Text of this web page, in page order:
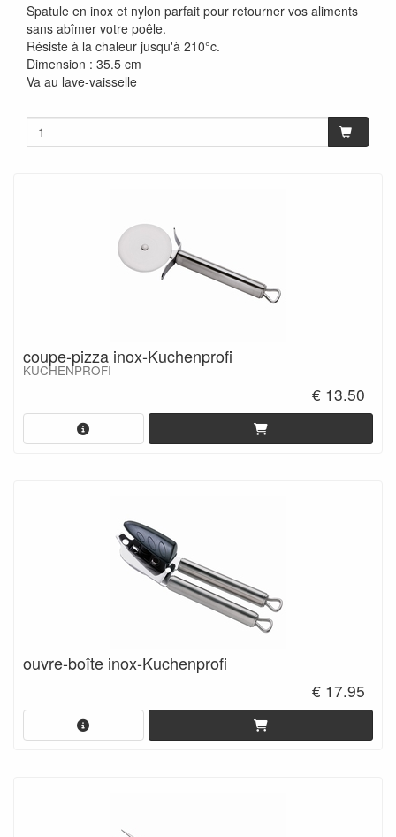
Spatule en inox et nylon parfait pour retourner vos aliments
sans abîmer votre poêle.
Résiste à la chaleur jusqu'à 210°c.
Dimension : 35.5 cm
Va au lave-vaisselle
coupe-pizza inox-Kuchenprofi
KUCHENPROFI
€ 13.50
ouvre-boîte inox-Kuchenprofi
€ 17.95